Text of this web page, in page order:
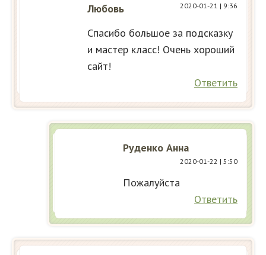
Любовь 2020-01-21 | 9:36
Спасибо большое за подсказку
и мастер класс! Очень хороший
сайт!
Ответить
Руденко Анна
2020-01-22 | 5:50
Пожалуйста
Ответить